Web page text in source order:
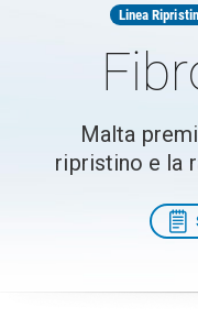
Linea
Malta
ripristino e la